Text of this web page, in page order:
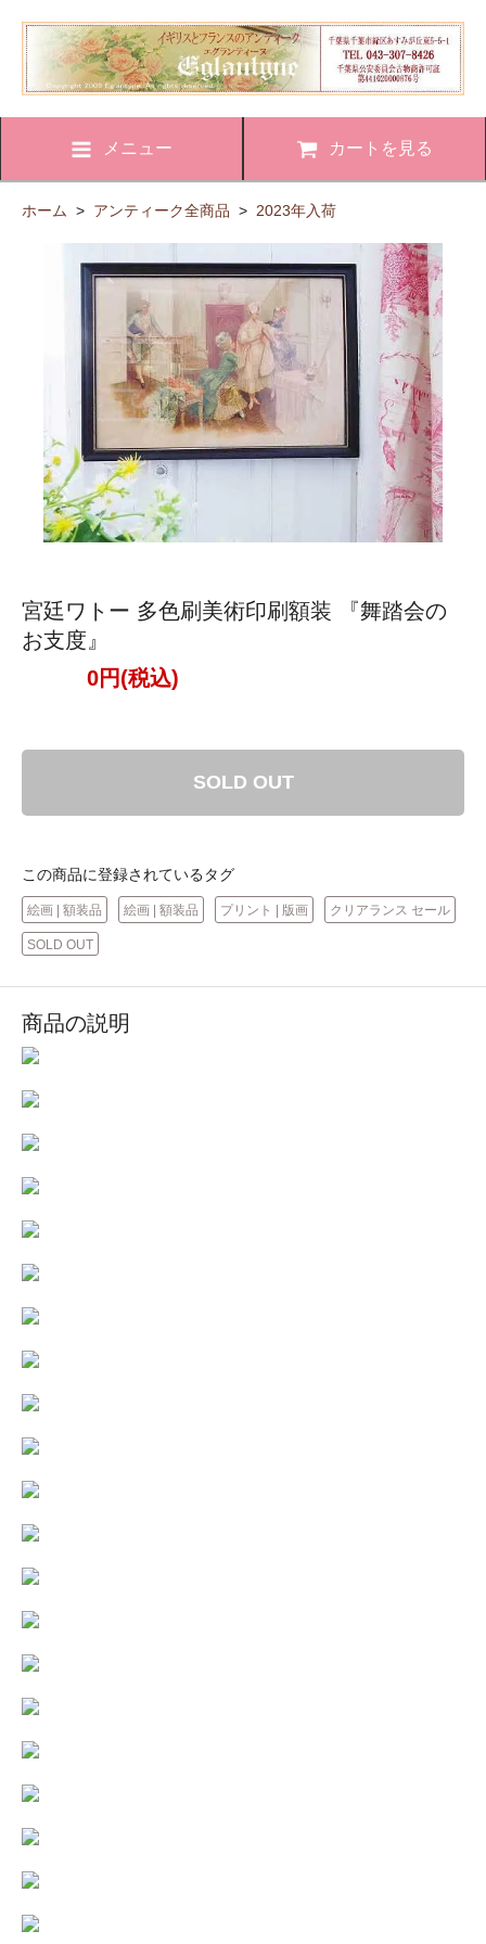
メニュー カートを見る
ホーム > アンティーク全商品 > 2023年入荷
宮廷ワトー 多色刷美術印刷額装 『舞踏会の
お支度』
0円(税込)
SOLD OUT
この商品に登録されているタグ
絵画 | 額装品 絵画 | 額装品 プリント | 版画 クリアランス セール
SOLD OUT
商品の説明